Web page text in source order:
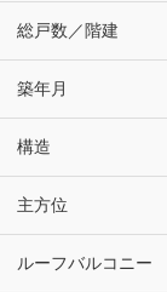
総戸数／階建
築年月
構造
主方位
ルーフバルコニー